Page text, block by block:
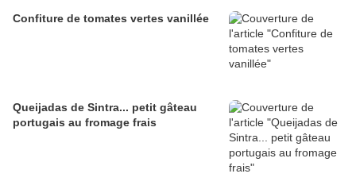
Confiture de tomates vertes vanillée
Queijadas de Sintra... petit gâteau
portugais au fromage frais